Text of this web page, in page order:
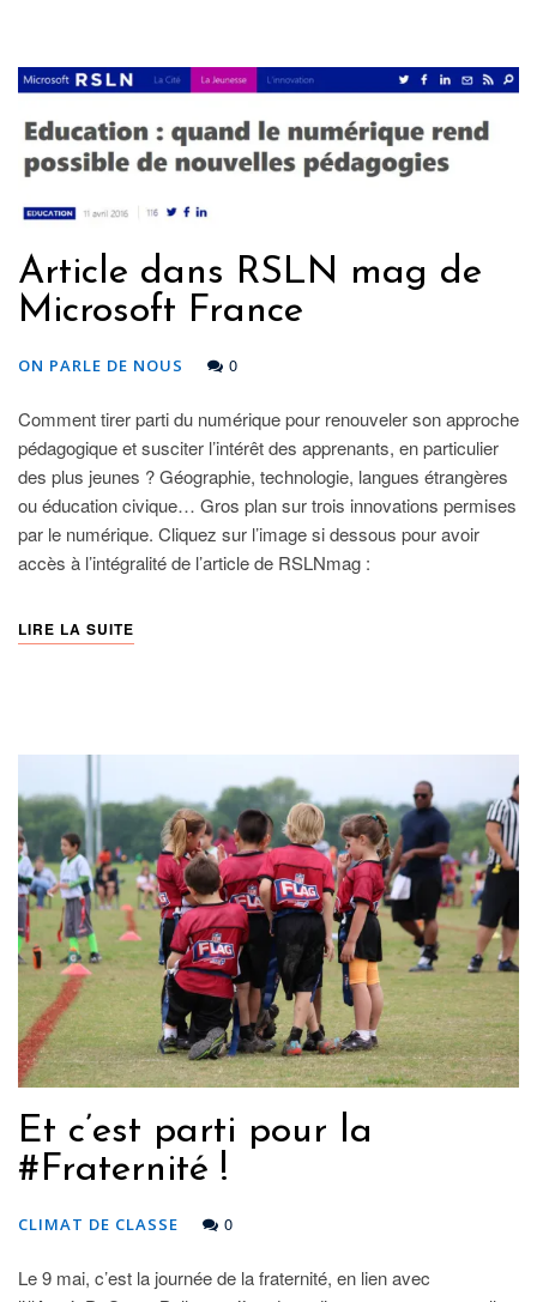
Article dans RSLN mag de
Microsoft France
ON PARLE DE NOUS 0
Comment tirer parti du numérique pour renouveler son approche
pédagogique et susciter l’intérêt des apprenants, en particulier
des plus jeunes ? Géographie, technologie, langues étrangères
ou éducation civique… Gros plan sur trois innovations permises
par le numérique. Cliquez sur l’image si dessous pour avoir
accès à l’intégralité de l’article de RSLNmag :
LIRE LA SUITE
Et c’est parti pour la
#Fraternité !
CLIMAT DE CLASSE 0
Le 9 mai, c’est la journée de la fraternité, en lien avec